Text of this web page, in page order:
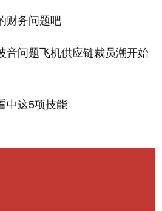
现
态
据
内
into his list, which I will
ecosystem with apps
财务问题吧
音问题飞机供应链裁员潮开始
中这5项技能